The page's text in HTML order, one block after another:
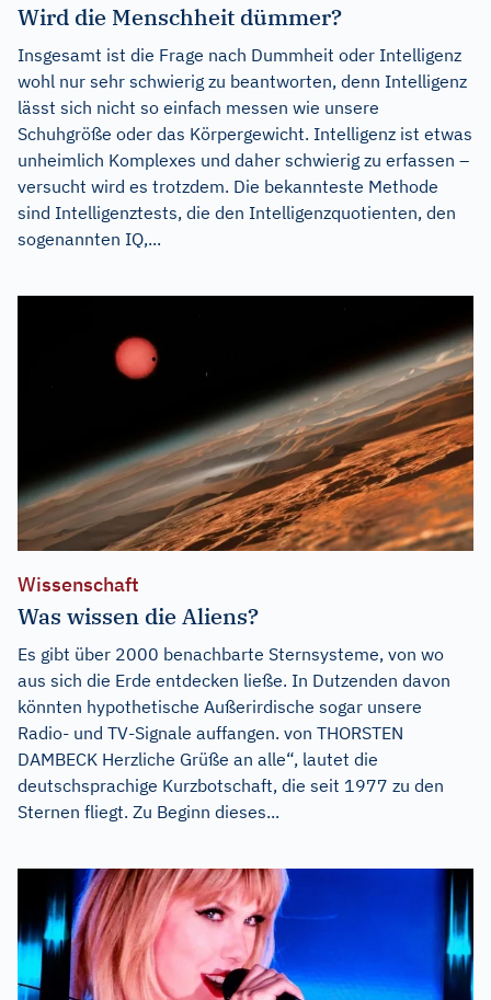
Wird die Menschheit dümmer?
Insgesamt ist die Frage nach Dummheit oder Intelligenz
wohl nur sehr schwierig zu beantworten, denn Intelligenz
lässt sich nicht so einfach messen wie unsere
Schuhgröße oder das Körpergewicht. Intelligenz ist etwas
unheimlich Komplexes und daher schwierig zu erfassen –
versucht wird es trotzdem. Die bekannteste Methode
sind Intelligenztests, die den Intelligenzquotienten, den
sogenannten IQ,...
Wissenschaft
Was wissen die Aliens?
Es gibt über 2000 benachbarte Sternsysteme, von wo
aus sich die Erde entdecken ließe. In Dutzenden davon
könnten hypothetische Außerirdische sogar unsere
Radio- und TV-Signale auffangen. von THORSTEN
DAMBECK Herzliche Grüße an alle“, lautet die
deutschsprachige Kurzbotschaft, die seit 1977 zu den
Sternen fliegt. Zu Beginn dieses...